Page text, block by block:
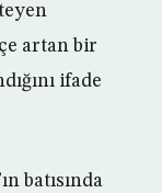
artan bir
ifade
batısında